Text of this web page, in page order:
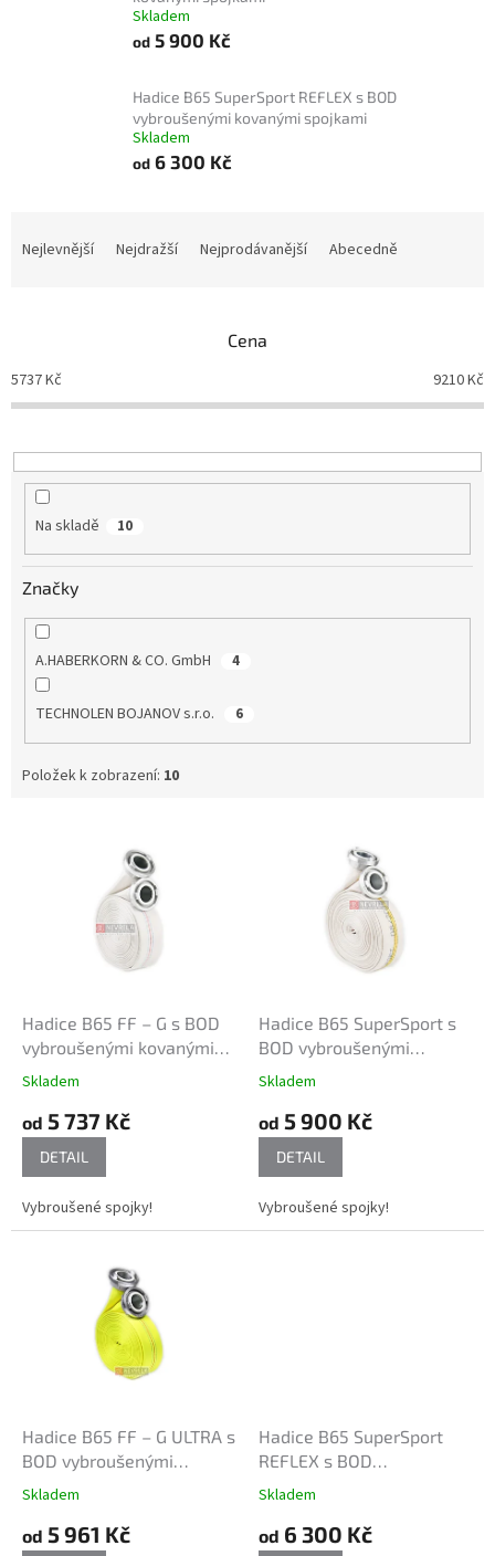
Skladem
od 5 900 Kč
Hadice B65 SuperSport REFLEX s BOD
vybroušenými kovanými spojkami
Skladem
od 6 300 Kč
p
r
o
u
Nejlevnější Nejdražší Nejprodávanější Abecedně
Cena
5737Kč 9210Kč
Na skladě 10
Značky
A.HABERKORN & CO. GmbH 4
TECHNOLEN BOJANOV s.r.o. 6
Položek k zobrazení: 10
Hadice B65 FF – G s BOD
vybroušenými kovanými
spojkami
Skladem
od 5 737 Kč
DETAIL
Vybroušené spojky!
Hadice B65 SuperSport s
BOD vybroušenými
kovanými spojkami
Skladem
od 5 900 Kč
DETAIL
Vybroušené spojky!
Hadice B65 FF – G ULTRA s
BOD vybroušenými
kovanými spojkami
Skladem
od 5 961 Kč
Hadice B65 SuperSport
REFLEX s BOD
vybroušenými kovanými
Skladem
od 6 300 Kč